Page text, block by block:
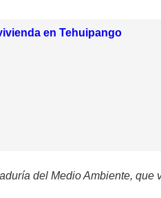
en Tehuipango
del Medio Ambiente,